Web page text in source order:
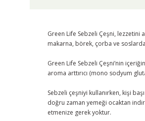
Green Life Sebzeli Çeşni, lezzetini
makarna, börek, çorba ve
Green Life Sebzeli Çeşni’nin
aroma arttırıcı (mono sodyum
Sebzeli çeşniyi kullanırken, kişi
doğru zaman yemeği ocaktan
etmenize gerek yoktur.